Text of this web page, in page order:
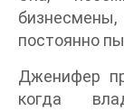
постоянно
Дженифер
когда